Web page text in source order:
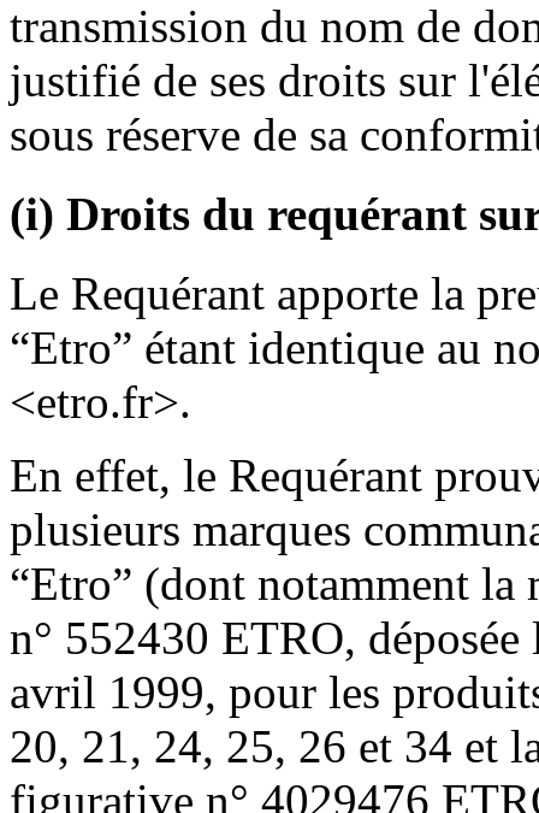
transmission du nom de
justifié de ses droits sur
sous réserve de sa
(i) Droits du requérant
Le Requérant apporte la
“Etro” étant identique au
<etro.fr>.
En effet, le Requérant
plusieurs marques
“Etro” (dont notamment
n° 552430 ETRO,
avril 1999, pour les
20, 21, 24, 25, 26 et 34 et
figurative n° 4029476